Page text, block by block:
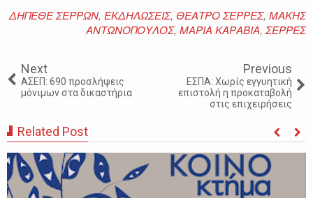
ΔΗΠΕΘΕ ΣΕΡΡΩΝ, ΕΚΔΗΛΩΣΕΙΣ, ΘΕΑΤΡΟ ΣΕΡΡΕΣ, ΜΑΚΗΣ
ΑΝΤΩΝΟΠΟΥΛΟΣ, ΜΑΡΙΑ ΚΑΡΑΒΙΑ, ΣΕΡΡΕΣ
Next
ΑΣΕΠ: 690 προσλήψεις
μόνιμων στα δικαστήρια
Previous
ΕΣΠΑ: Χωρίς εγγυητική
επιστολή η προκαταβολή
στις επιχειρήσεις
Related Post